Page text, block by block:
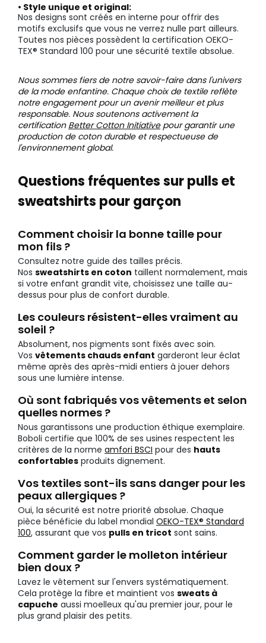
• Style unique et original:
Nos designs sont créés en interne pour offrir des
motifs exclusifs que vous ne verrez nulle part ailleurs.
Toutes nos pièces possèdent la certification OEKO-
TEX® Standard 100 pour une sécurité textile absolue.
Nous sommes fiers de notre savoir-faire dans l'univers
de la mode enfantine. Chaque choix de textile reflète
notre engagement pour un avenir meilleur et plus
responsable. Nous soutenons activement la
certification Better Cotton Initiativepour garantir une
production de coton durable et respectueuse de
l'environnement global.
Questions fréquentes sur pulls et
sweatshirts pour garçon
Comment choisir la bonne taille pour
mon fils ?
Consultez notre guide des tailles précis.
Nos sweatshirts en coton taillent normalement, mais
si votre enfant grandit vite, choisissez une taille au-
dessus pour plus de confort durable.
Les couleurs résistent-elles vraiment au
soleil ?
Absolument, nos pigments sont fixés avec soin.
Vos vêtements chauds enfant garderont leur éclat
même après des après-midi entiers à jouer dehors
sous une lumière intense.
Où sont fabriqués vos vêtements et selon
quelles normes ?
Nous garantissons une production éthique exemplaire.
Boboli certifie que 100% de ses usines respectent les
critères de la norme amfori BSCI pour des hauts
confortables produits dignement.
Vos textiles sont-ils sans danger pour les
peaux allergiques ?
Oui, la sécurité est notre priorité absolue. Chaque
pièce bénéficie du label mondial OEKO-TEX® Standard
100, assurant que vos pulls en tricot sont sains.
Comment garder le molleton intérieur
bien doux ?
Lavez le vêtement sur l'envers systématiquement.
Cela protège la fibre et maintient vos sweats à
capuche aussi moelleux qu'au premier jour, pour le
plus grand plaisir des petits.